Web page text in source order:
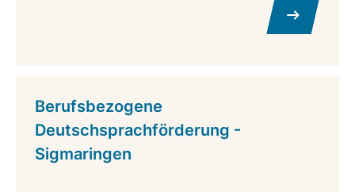
Berufsbezogene
Deutschsprachförderung -
Sigmaringen